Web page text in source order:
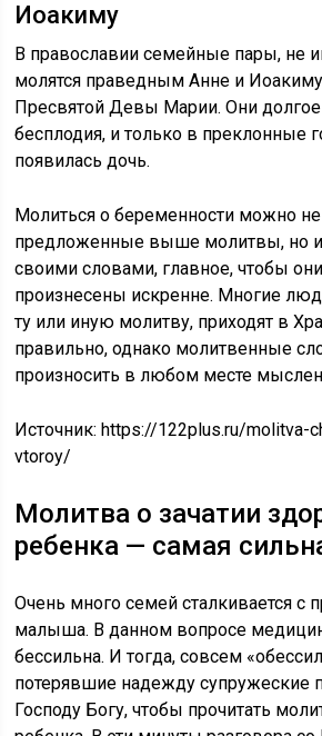
Иоакиму
В православии семейные пары, не
молятся праведным Анне и
Пресвятой Девы Марии. Они долгое
бесплодия, и только в преклонные
появилась дочь.
Молиться о беременности можно не
предложенные выше молитвы, но
своими словами, главное, чтобы
произнесены искренне. Многие
ту или иную молитву, приходят в
правильно, однако молитвенные
произносить в любом месте
Источник:https://122plus.ru/molitva-
vtoroy/
Молитва о зачатии
ребенка — самая
Очень много семей сталкивается с
малыша. В данном вопросе
бессильна. И тогда, совсем
потерявшие надежду супружеские
Господу Богу, чтобы прочитать